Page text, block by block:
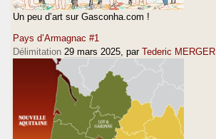
Un peu d’art sur Gasconha.com !
Pays d’Armagnac #1
Délimitation 29 mars 2025 , par Tederic MERGER